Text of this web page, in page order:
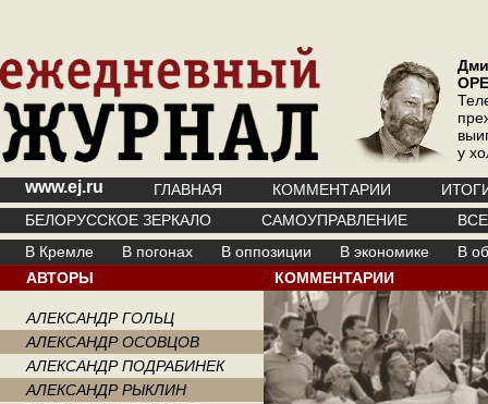
у
www.ej.ru ГЛАВНАЯ КОММЕНТАРИИ
БЕЛОРУССКОЕ ЗЕРКАЛО
САМОУПРАВЛЕНИЕ
В Кремле
В погонах В оппозиции В экономике
В
АВТОРЫ
АЛЕКСАНДР ГОЛЬЦ
АЛЕКСАНДР ОСОВЦОВ
АЛЕКСАНДР ПОДРАБИНЕК
АЛЕКСАНДР РЫКЛИН
КОММЕНТАРИИ